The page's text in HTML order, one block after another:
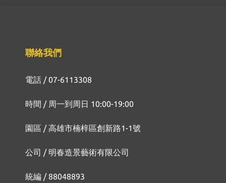
聯絡我們
電話 / 07-6113308
時間 / 周一到周日 10:00-19:00
園區 / 高雄市楠梓區創新路1-1號
公司 / 明春造景藝術有限公司
統編 / 88048893